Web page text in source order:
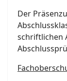
Der
schriftlichen